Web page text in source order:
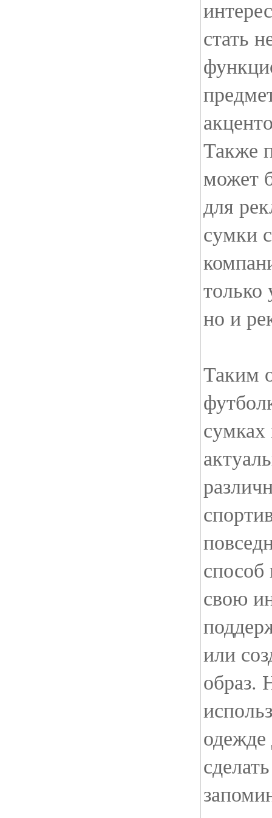
стать
Также
может
для
сумки
только
но и
Таким
способ
свою
или
образ.